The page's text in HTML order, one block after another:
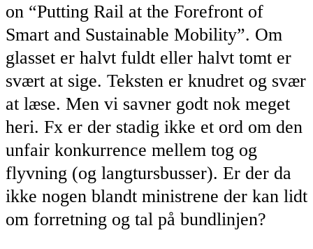
on “Putting Rail at the Forefront of
Smart and Sustainable Mobility”. Om
glasset er halvt fuldt eller halvt tomt er
svært at sige. Teksten er knudret og svær
at læse. Men vi savner godt nok meget
heri. Fx er der stadig ikke et ord om den
unfair konkurrence mellem tog og
flyvning (og langtursbusser). Er der da
ikke nogen blandt ministrene der kan lidt
om forretning og tal på bundlinjen?